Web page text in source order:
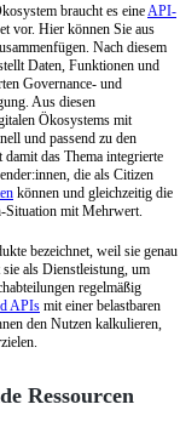
braucht es eine API-
vor. Hier können Sie aus
Nach diesem
Daten, Funktionen und
Governance- und
Aus diesen
Ökosystems mit
und passend zu den
das Thema integrierte
die als Citizen
können und gleichzeitig die
Situation mit Mehrwert.
bezeichnet, weil sie genau
als Dienstleistung, um
regelmäßig
APIs mit einer belastbaren
den Nutzen kalkulieren,
Ressourcen